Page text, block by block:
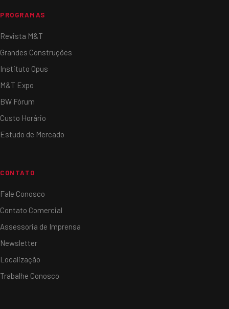
PROGRAMAS
Revista M&T
Grandes Construções
Instituto Opus
M&T Expo
BW Fórum
Custo Horário
Estudo de Mercado
CONTATO
Fale Conosco
Contato Comercial
Assessoria de Imprensa
Newsletter
Localização
Trabalhe Conosco